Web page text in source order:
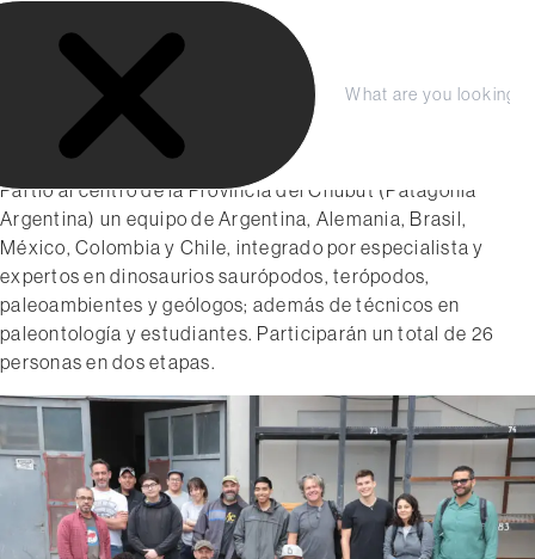
a
l
c
o
n
t
e
i
d
r
r
h
LA FUNDACIÓN
COLECCIÓN
Compra tu entrada aquí
Planeá tu Visita
octubre 2023
Equipo internacional va por dos
dinosaurios jurásicos
Partió al centro de la Provincia del Chubut (Patagonia
Argentina) un equipo de Argentina, Alemania, Brasil,
México, Colombia y Chile, integrado por especialista y
expertos en dinosaurios saurópodos, terópodos,
paleoambientes y geólogos; además de técnicos en
paleontología y estudiantes. Participarán un total de 26
personas en dos etapas.